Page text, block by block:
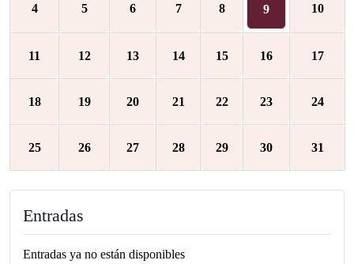
4 5 6 7 8 9 10
11 12 13 14 15 16 17
18 19 20 21 22 23 24
25 26 27 28 29 30 31
Entradas
Entradas ya no están disponibles